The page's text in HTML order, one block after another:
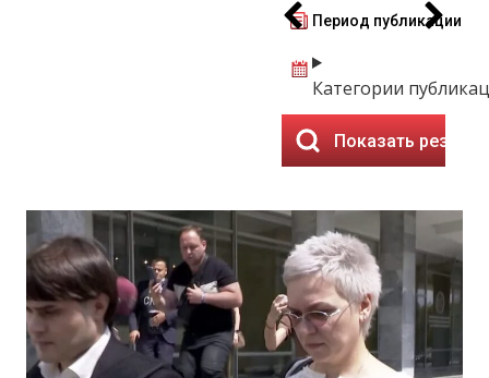
Период публикации
Категории
Показать